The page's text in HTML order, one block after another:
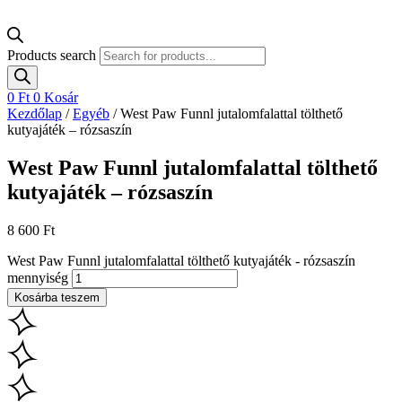
Products search
0 Ft 0 Kosár
Kezdőlap /Egyéb / West Paw Funnl jutalomfalattal tölthető
kutyajáték – rózsaszín
West Paw Funnl jutalomfalattal tölthető
kutyajáték – rózsaszín
8 600 Ft
West Paw Funnl jutalomfalattal tölthető kutyajáték - rózsaszín
mennyiség
Kosárba teszem